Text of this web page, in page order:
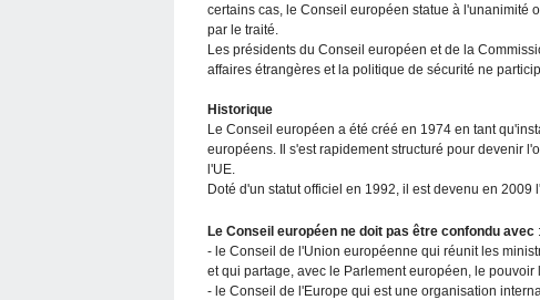
certains cas, le Conseil européen statue à l'unanimité
par le traité.
Les présidents du Conseil européen et de la
affaires étrangères et la politique de sécurité ne
Historique
Le Conseil européen a été créé en 1974 en tant
européens. Il s'est rapidement structuré pour devenir
l'UE.
Doté d'un statut officiel en 1992, il est devenu en
Le Conseil européen ne doit pas être confondu avec :
- le Conseil de l'Union européenne qui réunit les
et qui partage, avec le Parlement européen, le pouvoir
- le Conseil de l'Europe qui est une organisation